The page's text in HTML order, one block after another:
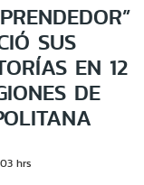
SUS
EN 12
DE
hrs